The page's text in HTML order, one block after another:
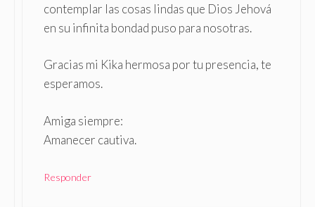
contemplar las cosas lindas que Dios Jehová
en su infinita bondad puso para nosotras.
Gracias mi Kika hermosa por tu presencia, te
esperamos.
Amiga siempre:
Amanecer cautiva.
Responder